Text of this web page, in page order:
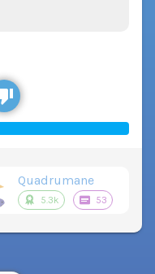
Quadrumane
5.3k 53